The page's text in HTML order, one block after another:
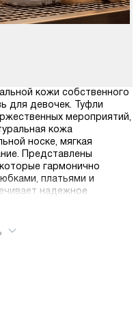
кожи собственного
для девочек. Туфли
мероприятий,
кожа
носке, мягкая
Представлены
гармонично
платьями и
надежное